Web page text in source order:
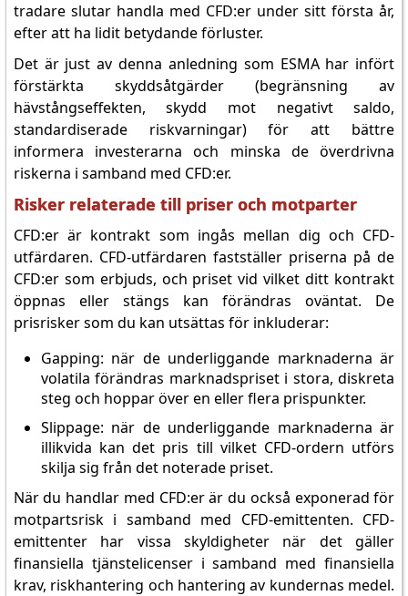
tradare slutar handla med CFD:er under sitt första år,
efter att ha lidit betydande förluster.
Det är just av denna anledning som ESMA har infört
förstärkta skyddsåtgärder (begränsning av
hävstångseffekten, skydd mot negativt saldo,
standardiserade riskvarningar) för att bättre
informera investerarna och minska de överdrivna
riskerna i samband med CFD:er.
Risker relaterade till priser och motparter
CFD:er är kontrakt som ingås mellan dig och CFD-
utfärdaren. CFD-utfärdaren fastställer priserna på de
CFD:er som erbjuds, och priset vid vilket ditt kontrakt
öppnas eller stängs kan förändras oväntat. De
prisrisker som du kan utsättas för inkluderar:
Gapping: när de underliggande marknaderna är
volatila förändras marknadspriset i stora, diskreta
steg och hoppar över en eller flera prispunkter.
Slippage: när de underliggande marknaderna är
illikvida kan det pris till vilket CFD-ordern utförs
skilja sig från det noterade priset.
När du handlar med CFD:er är du också exponerad för
motpartsrisk i samband med CFD-emittenten. CFD-
emittenter har vissa skyldigheter när det gäller
finansiella tjänstelicenser i samband med finansiella
krav, riskhantering och hantering av kundernas medel.